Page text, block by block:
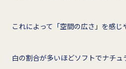
これによって「空間の広さ」を感じ
白の割合が多いほどソフトでナチュ